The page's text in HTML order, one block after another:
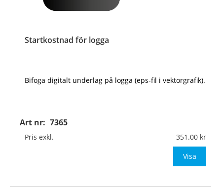
Startkostnad för logga
Art nr: 7365
Bifoga digitalt underlag på logga (eps-fil i vektorgrafik).
Pris exkl. 351.00
Visa